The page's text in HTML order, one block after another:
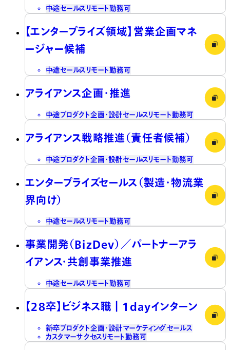
中途セールス リモート勤務可
【エンタープライズ領域】営業企画マネ
ージャー候補
中途セールス リモート勤務可
アライアンス企画・推進
中途プロダクト企画・設計セールスリモート勤務可
アライアンス戦略推進（責任者候補）
中途プロダクト企画・設計セールス リモート勤務可
エンタープライズセールス（製造・物流業
界向け）
中途セールス リモート勤務可
事業開発（BizDev）／パートナーアラ
イアンス・共創事業推進
中途セールス リモート勤務可
【28卒】ビジネス職┃1dayインターン
新卒プロダクト企画・設計マーケティングセールス
カスタマーサクセス リモート勤務可